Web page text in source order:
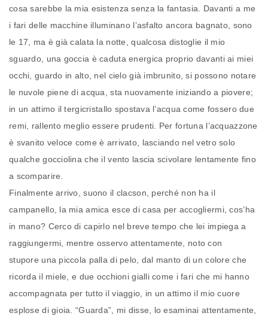
cosa sarebbe la mia esistenza senza la fantasia. Davanti a me
i fari delle macchine illuminano l’asfalto ancora bagnato, sono
le 17, ma è già calata la notte, qualcosa distoglie il mio
sguardo, una goccia è caduta energica proprio davanti ai miei
occhi, guardo in alto, nel cielo già imbrunito, si possono notare
le nuvole piene di acqua, sta nuovamente iniziando a piovere;
in un attimo il tergicristallo spostava l’acqua come fossero due
remi, rallento meglio essere prudenti. Per fortuna l’acquazzone
è svanito veloce come è arrivato, lasciando nel vetro solo
qualche gocciolina che il vento lascia scivolare lentamente fino
a scomparire.
Finalmente arrivo, suono il clacson, perché non ha il
campanello, la mia amica esce di casa per accogliermi, cos’ha
in mano? Cerco di capirlo nel breve tempo che lei impiega a
raggiungermi, mentre osservo attentamente, noto con
stupore una piccola palla di pelo, dal manto di un colore che
ricorda il miele, e due occhioni gialli come i fari che mi hanno
accompagnata per tutto il viaggio, in un attimo il mio cuore
esplose di gioia. “Guarda”, mi disse, lo esaminai attentamente,